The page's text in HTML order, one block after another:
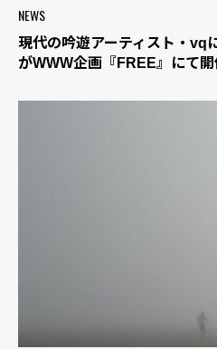
NEWS
現代の吟遊アーティスト・vq
がWWW企画『FREE』にて開